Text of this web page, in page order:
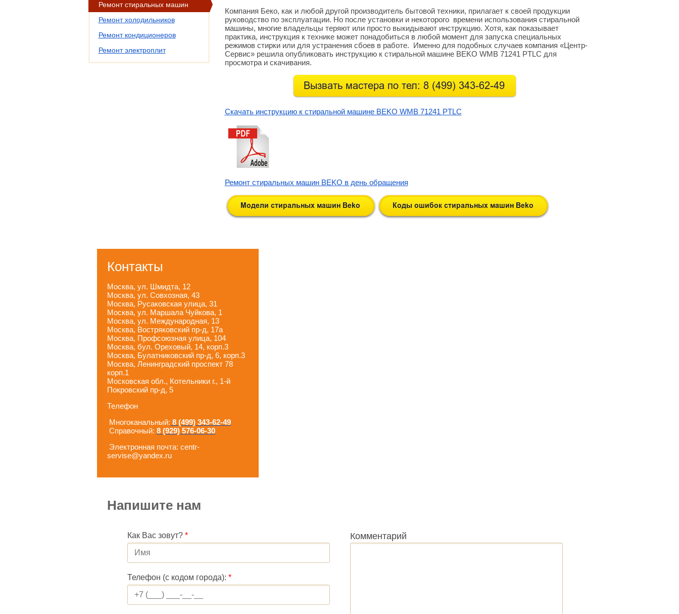
Ремонт стиральных машин
Ремонт холодильников
Ремонт кондиционеров
Ремонт электроплит
Компания Беко, как и любой другой производитель бытовой техники, прилагает к своей продукции
руководство по эксплуатации. Но после установки и некоторого времени использования стиральной
машины, многие владельцы теряют или просто выкидывают инструкцию. Хотя, как показывает
практика, инструкция к технике может понадобиться в любой момент для запуска специальных
режимов стирки или для устранения сбоев в работе. Именно для подобных случаев компания «Центр-
Сервис» решила опубликовать инструкцию к стиральной машине BEKO WMB 71241 PTLC для
просмотра и скачивания.
Скачать инструкцию к стиральной машине BEKO WMB 71241 PTLC
Ремонт стиральных машин BEKO в день обращения
Контакты
Москва, ул. Шмидта, 12
Москва, ул. Совхозная, 43
Москва, Русаковская улица, 31
Москва, ул. Маршала Чуйкова, 1
Москва, ул. Международная, 13
Москва, Востряковский пр-д, 17а
Москва, Профсоюзная улица, 104
Москва, бул. Ореховый, 14, корп.3
Москва, Булатниковский пр-д, 6, корп.3
Москва, Ленинградский проспект 78
корп.1
Московская обл., Котельники г., 1-й
Покровский пр-д, 5
Телефон
Многоканальный: 8 (499) 343-62-49
Справочный: 8 (929) 576-06-30
Электронная почта: centr-
servise@yandex.ru
Напишите нам
Как Вас зовут? *
Телефон (с кодом города): *
Комментарий